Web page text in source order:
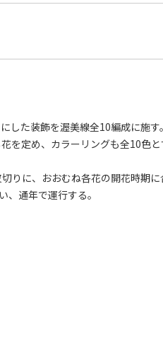
した装飾を渥美線全10編成に施す
を定め、カラーリングも全10色と
りに、おおむね各花の開花時期
通年で運行する。